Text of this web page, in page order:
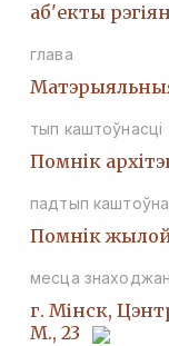
аб'екты
глава
тып каштоўнасці
Помнiк
падтып
Помнiк
месца
г. Мінск,
М., 23